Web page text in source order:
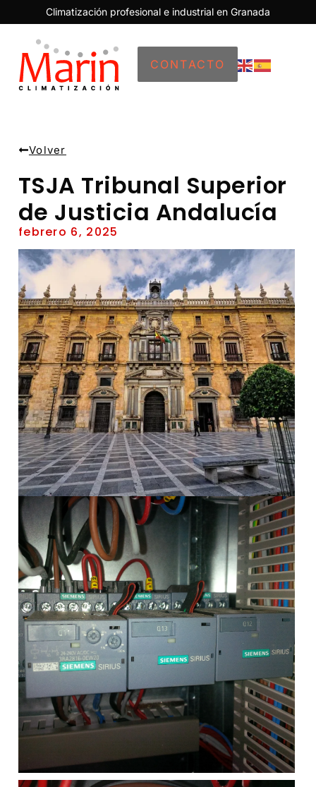
Climatización profesional e industrial en Granada
CONTACTO
Volver
TSJA Tribunal Superior
de Justicia Andalucía
febrero 6, 2025